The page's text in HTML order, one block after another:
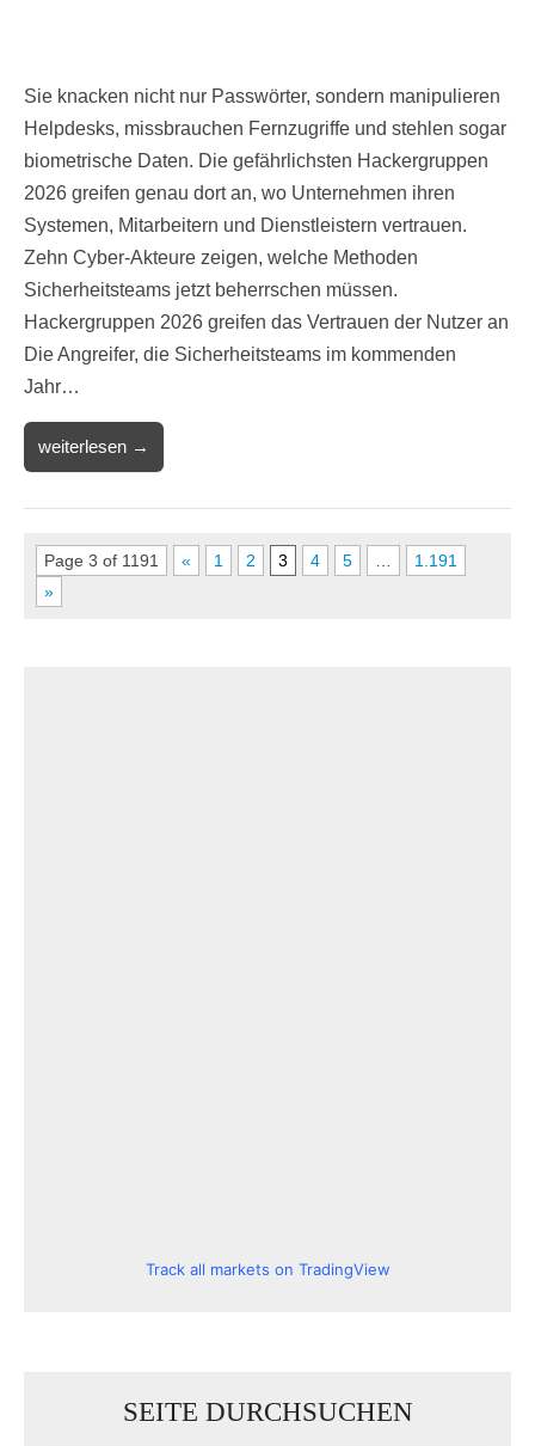
Sie knacken nicht nur Passwörter, sondern manipulieren
Helpdesks, missbrauchen Fernzugriffe und stehlen sogar
biometrische Daten. Die gefährlichsten Hackergruppen
2026 greifen genau dort an, wo Unternehmen ihren
Systemen, Mitarbeitern und Dienstleistern vertrauen.
Zehn Cyber-Akteure zeigen, welche Methoden
Sicherheitsteams jetzt beherrschen müssen.
Hackergruppen 2026 greifen das Vertrauen der Nutzer an
Die Angreifer, die Sicherheitsteams im kommenden
Jahr…
weiterlesen →
Page 3 of 1191 « 1 2 3 4 5
1.191
»
Track all markets on TradingView
SEITE DURCHSUCHEN